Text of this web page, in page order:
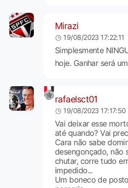
Mirazi
19/08/2023 17:22:11
Simplesmente
hoje. Ganhar será
rafaelsct01
19/08/2023 17:17:50
Vai deixar esse
até quando? Vai
Cara não sabe
desengonçado, não
chutar, corre tudo
impedido...
Um boneco de